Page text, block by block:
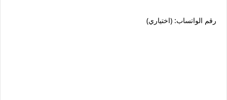
رقم الواتساب: (اختياري)